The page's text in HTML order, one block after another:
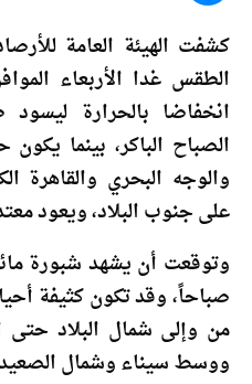
كشفت الهيئة العامة
انخفاضا بالحرارة
الصباح الباكر، بينما
والوجه البحري والقاهرة
على جنوب البلاد، ويعود
صباحاً، وقد تكون كثيفة
من وإلى شمال البلاد حتى
ووسط سيناء وشمال